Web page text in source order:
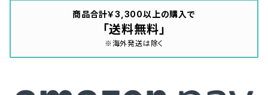
商品合計￥3,300以上の購入で
「送料無料」
※海外発送は除く